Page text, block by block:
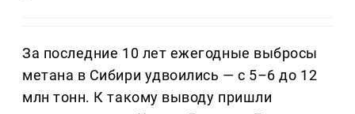
За последние 10 лет ежегодные выбросы
метана в Сибири удвоились — с 5–6 до 12
млн тонн. К такому выводу пришли